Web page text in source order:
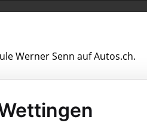
Werner Senn auf Autos.ch.